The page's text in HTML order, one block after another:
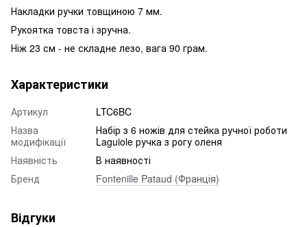
Накладки ручки товщиною 7 мм.
Рукоятка товста і зручна.
Ніж 23 см - не складне лезо, вага 90 грам.
Характеристики
Артикул
LTC6BC
Назва
модифікації
Набір з 6 ножів для стейка ручної роботи
Laguiole ручка з рогу оленя
Наявність
В наявності
Бренд
Fontenille Pataud (Франція)
Відгуки